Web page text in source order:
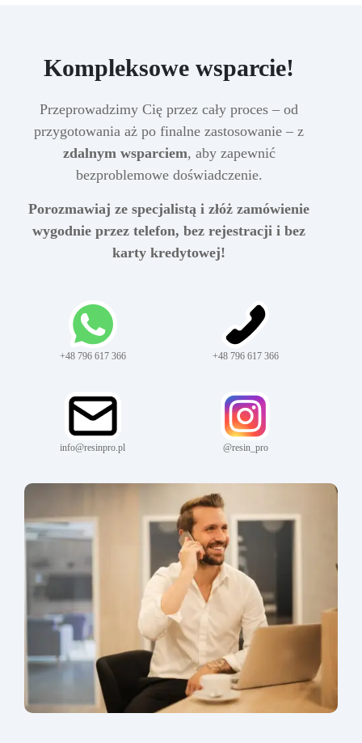
Kompleksowe wsparcie!
Przeprowadzimy Cię przez cały proces – od
przygotowania aż po finalne zastosowanie – z
zdalnym wsparciem, aby zapewnić
bezproblemowe doświadczenie.
Porozmawiaj ze specjalistą i złóż zamówienie
wygodnie przez telefon, bez rejestracji i bez
karty kredytowej!
+48 796 617 366 +48 796 617 366
info@resinpro.pl @resin_pro